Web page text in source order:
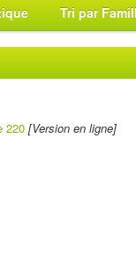
Tri par
220 [Version en ligne]